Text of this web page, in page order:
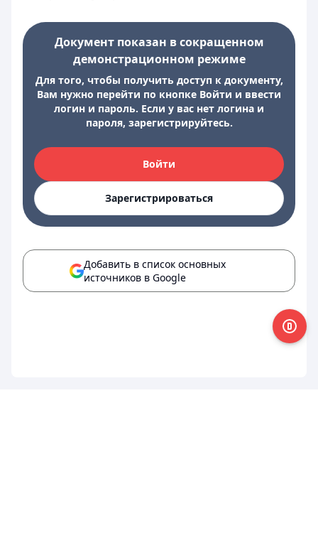
Документ показан в сокращенном
демонстрационном режиме
Для того, чтобы получить доступ к документу,
Вам нужно перейти по кнопке Войти и ввести
логин и пароль. Если у вас нет логина и
пароля, зарегистрируйтесь.
Войти
Зарегистрироваться
Добавить в список основных
источников в Google